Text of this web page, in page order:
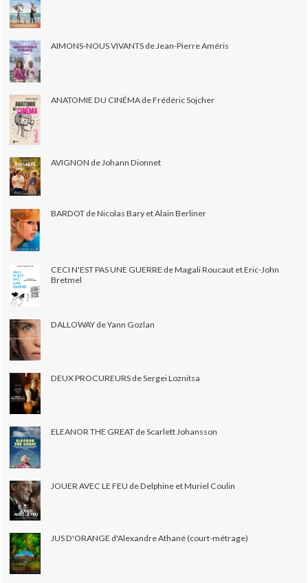
AIMONS-NOUS VIVANTS de Jean-Pierre Améris
ANATOMIE DU CINÉMA de Frédéric Sojcher
AVIGNON de Johann Dionnet
BARDOT de Nicolas Bary et Alain Berliner
CECI N'EST PAS UNE GUERRE de Magali Roucaut et Eric-John
Bretmel
DALLOWAY de Yann Gozlan
DEUX PROCUREURS de Sergei Loznitsa
ELEANOR THE GREAT de Scarlett Johansson
JOUER AVEC LE FEU de Delphine et Muriel Coulin
JUS D'ORANGE d'Alexandre Athané (court-métrage)